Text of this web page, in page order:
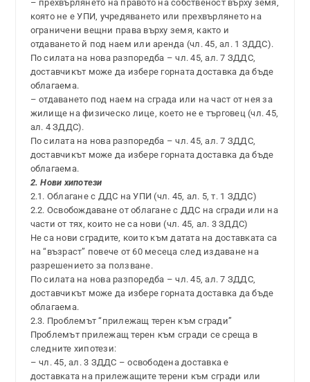
– прехвърлянето на правото на собственост върху земя,
която не е УПИ, учредяването или прехвърлянето на
ограничени вещни права върху земя, както и
отдаването й под наем или аренда (чл. 45, ал. 1 ЗДДС).
По силата на нова разпоредба – чл. 45, ал. 7 ЗДДС,
доставчикът може да избере горната доставка да бъде
облагаема.
– отдаването под наем на сграда или на част от нея за
жилище на физическо лице, което не е търговец (чл. 45,
ал. 4 ЗДДС).
По силата на нова разпоредба – чл. 45, ал. 7 ЗДДС,
доставчикът може да избере горната доставка да бъде
облагаема.
2. Нови хипотези
2.1. Облагане с ДДС на УПИ (чл. 45, ал. 5, т. 1 ЗДДС)
2.2. Освобождаване от облагане с ДДС на сгради или на
части от тях, които не са нови (чл. 45, ал. 3 ЗДДС)
Не са нови сградите, които към датата на доставката са
на “възраст” повече от 60 месеца след издаване на
разрешението за ползване.
По силата на нова разпоредба – чл. 45, ал. 7 ЗДДС,
доставчикът може да избере горната доставка да бъде
облагаема.
2.3. Проблемът “прилежащ терен към сгради”
Проблемът прилежащ терен към сгради се среща в
следните хипотези:
– чл. 45, ал. 3 ЗДДС – освободена доставка е
доставката на прилежащите терени към сгради или